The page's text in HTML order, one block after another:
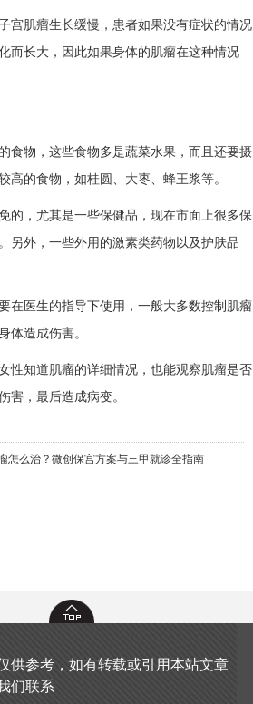
宫肌瘤生长缓慢，患者如果没有症状的情况
而长大，因此如果身体的肌瘤在这种情况
食物，这些食物多是蔬菜水果，而且还要摄
的食物，如桂圆、大枣、蜂王浆等。
的，尤其是一些保健品，现在市面上很多保
另外，一些外用的激素类药物以及护肤品
在医生的指导下使用，一般大多数控制肌瘤
体造成伤害。
性知道肌瘤的详细情况，也能观察肌瘤是否
害，最后造成病变。
怎么治？微创保宫方案与三甲就诊全指南
供参考，如有转载或引用本站文章
们联系